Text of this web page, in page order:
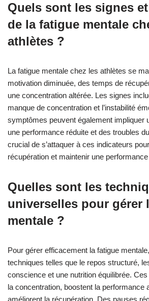
Quels sont les signes
de la fatigue mentale
athlètes ?
La fatigue mentale chez les athlètes se
motivation diminuée, des temps de
une concentration altérée. Les signes
manque de concentration et l’instabilité
symptômes peuvent également impliquer
une performance réduite et des troubles
crucial de s’attaquer à ces indicateurs
récupération et maintenir une
Quelles sont les
universelles pour gérer
mentale ?
Pour gérer efficacement la fatigue
techniques telles que le repos structuré,
conscience et une nutrition équilibrée.
la concentration, boostent la performance